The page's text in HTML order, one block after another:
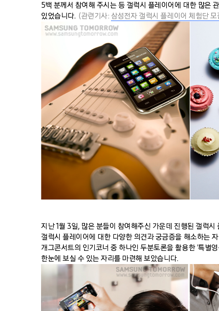
5백 분께서 참여해 주시는 등 갤럭시 플레이어에 대한 많은
있었습니다.(관련기사: 삼성전자 갤럭시 플레이어 체험단
지난 1월 3일, 많은 분들이 참여해주신 가운데 진행된 갤럭
갤럭시 플레이어에 대한 다양한 의견과 궁금증을 해소하는
개그콘서트의 인기코너 중 하나인 두분토론을 활용한 '특별
한눈에 보실 수 있는 자리를 마련해 보았습니다.